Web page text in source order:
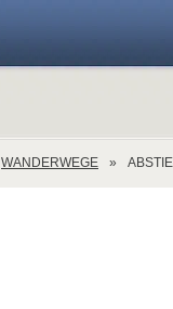
WANDERWEGE